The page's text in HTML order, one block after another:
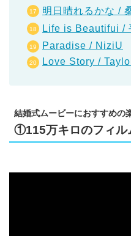
明日晴れるかな /
Life is Beautifui /
Paradise / NiziU
Love Story /
結婚式ムービーにおすすめの
①115万キロのフィ